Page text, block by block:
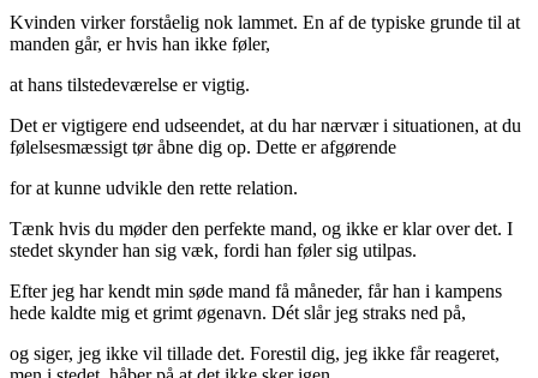
Kvinden virker forståelig nok lammet. En af de typiske grunde til at
manden går, er hvis han ikke føler,
at hans tilstedeværelse er vigtig.
Det er vigtigere end udseendet, at du har nærvær i situationen, at du
følelsesmæssigt tør åbne dig op. Dette er afgørende
for at kunne udvikle den rette relation.
Tænk hvis du møder den perfekte mand, og ikke er klar over det. I
stedet skynder han sig væk, fordi han føler sig utilpas.
Efter jeg har kendt min søde mand få måneder, får han i kampens
hede kaldte mig et grimt øgenavn. Dét slår jeg straks ned på,
og siger, jeg ikke vil tillade det. Forestil dig, jeg ikke får reageret,